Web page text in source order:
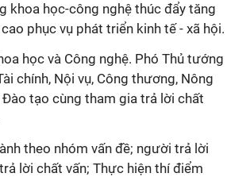
khoa học-công nghệ thúc đẩy tăng
phục vụ phát triển kinh tế - xã hội.
học và Công nghệ. Phó Thủ tướng
chính, Nội vụ, Công thương, Nông
tạo cùng tham gia trả lời chất
theo nhóm vấn đề; người trả lời
lời chất vấn; Thực hiện thí điểm